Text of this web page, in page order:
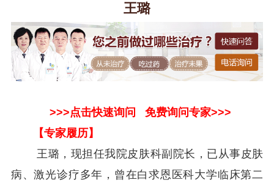
王璐
>>>点击快速询问 免费询问专家>>>
【专家履历】
王璐，现担任我院皮肤科副院长，已从事皮肤
病、激光诊疗多年，曾在白求恩医科大学临床第二